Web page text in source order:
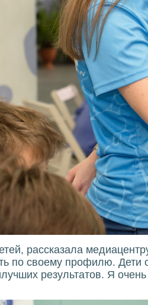
рассказала
по своему профилю. Дети
результатов. Я